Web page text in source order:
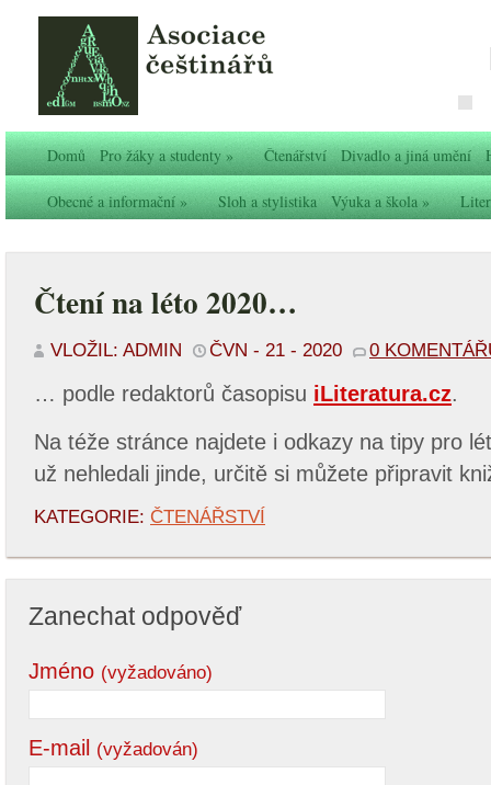
Domů Pro žáky a studenty» Čtenářství Divadlo a jiná umění
Obecné a informační» Sloh a stylistika Výuka a škola»
Čtení na léto 2020…
VLOŽIL: ADMIN ČVN - 21 - 2020 0
… podle redaktorů časopisu iLiteratura.cz.
Na téže stránce najdete i odkazy na tipy pro
už nehledali jinde, určitě si můžete připravit
KATEGORIE: ČTENÁŘSTVÍ
Zanechat odpověď
Jméno (vyžadováno)
E-mail (vyžadován)